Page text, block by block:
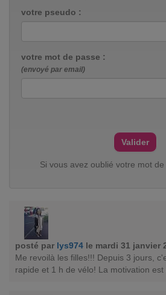
votre pseudo :
votre mot de passe :
(envoyé par email)
Si vous avez oublié votre mot de
posté par lys974 le mardi 31 janvier
Me revoilà les filles!!! Depuis 3 jours,
rapide et 1 h de vélo! La motivation